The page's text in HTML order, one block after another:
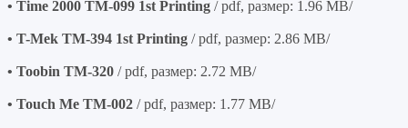
• Time 2000 TM-099 1st Printing / pdf, размер: 1.96 MB/
• T-Mek TM-394 1st Printing / pdf, размер: 2.86 MB/
• Toobin TM-320 / pdf, размер: 2.72 MB/
• Touch Me TM-002 / pdf, размер: 1.77 MB/